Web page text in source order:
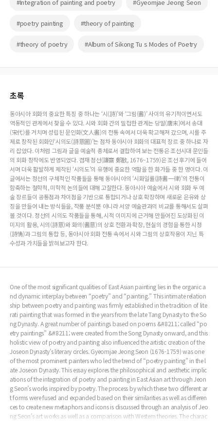
#Integration of painting and poetry #Gyeomjae Jeong Seon
#poetry painting #theory of painting
#theory of poetry #Album of Sikong Tu s Modes of Poetry
초록
동아시아 회화의 중요한 특징 중 하나는 ‘시(詩)’와 ‘그림(畵)’ 사이의 유기적이면서도
역동적인 관계에서 찾을 수 있다. 시와 회화 간의 밀접한 관계는 당말(唐末)에서 송대
(宋代)를 거치며 성립된 문인화(文人畵)의 전통 속에서 더욱 확고해져 갔으며, 시를 주
제로 창작된 회화인‘시의도(詩意圖)’는 점차 동아시아 회화의 대표적 장르 중 하나로 자
리 잡았다. 이처럼 그림과 글을 예술적 총체로서 결합하여 보는 전통은 조선시대 문인들
의 회화 창작에도 반영되었다. 겸재 정선(謙齋 鄭敾, 1676~1759)은 조선 후기에 들어
서며 더욱 활발하게 제작된 ‘시의도’의 유행에 중요한 역할을 한 화가들 중 한 명이다. 이
글에서는 정선의 구체적인 작품들을 통해 동아시아의 ‘시화일률(詩畵一律)’의 전통이
함축하는 철학적, 미학적 논의들에 대해 고찰한다. 동아시아 예술에서 시와 회화 두 예
술 장르들이 공통점과 차이점을 기반으로 통합되거나 상호 확장하며 새로운 은유와 상
징을 만들어 내는 방식들을, 작품 분석뿐 아니라 서양 예술관과의 비교를 통해서도 살펴
볼 것이다. 정선의 시의도 작품들을 통해, 시적 이미지에 근거해 만들어진 도상화된 이
미지의 활용, 시의(詩意)와 화의(畵意)의 상호 전환과 확장, 현실의 경험을 통한 시정
(詩情)과 그림의 통합 등, 동아시아 회화 전통 속에서 시와 그림의 상호작용이 지닌 특
수성과 가치들을 밝혀보고자 한다.
One of the most significant qualities of East Asian painting lies in the organic a
nd dynamic interplay between “poetry” and “painting.” This intimate relation
ship between poetry and painting was firmly established in the tradition of lite
rati painting that was formed in the years from the late Tang Dynasty to the So
ng Dynasty. A great number of paintings based on poems &#8211; called “po
etry paintings” &#8211; were created from the Song Dynasty onward, and this
holistic view of poetry and painting also influenced the artistic creation of the
Joseon Dynasty’s literary circles. Gyeomjae Jeong Seon (1676-1759) was one
of the most prominent painters who led the trend of “poetry painting” in the l
ate Joseon Dynasty. This essay explores the philosophical and aesthetic implic
ations of the integration of poetry and painting in East Asian art through Jeon
g Seon’s works inspired by poetry. The process by which these two different ar
t forms were fused and expanded based on their similarities as well as differen
ces to create new metaphors and icons is discussed through an analysis of Jeo
ng Seon’s art works as well as a comparison with Western theories. The charac